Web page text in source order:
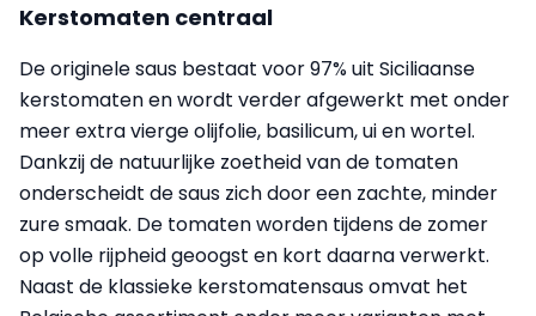
Kerstomaten centraal
De originele saus bestaat voor 97% uit Siciliaanse
kerstomaten en wordt verder afgewerkt met onder
meer extra vierge olijfolie, basilicum, ui en wortel.
Dankzij de natuurlijke zoetheid van de tomaten
onderscheidt de saus zich door een zachte, minder
zure smaak. De tomaten worden tijdens de zomer
op volle rijpheid geoogst en kort daarna verwerkt.
Naast de klassieke kerstomatensaus omvat het